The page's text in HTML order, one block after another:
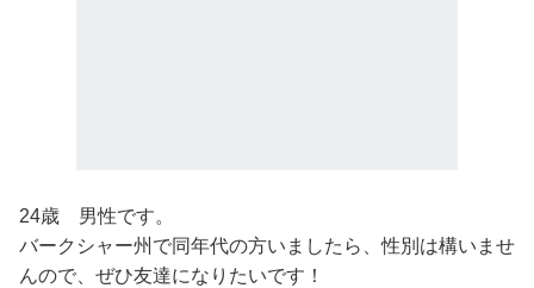
24歳 男性です。
バークシャー州で同年代の方いましたら、性別は構いませ
んので、ぜひ友達になりたいです！